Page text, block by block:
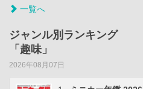
一覧へ
ジャンル別ランキング
「趣味」
2026年08月07日